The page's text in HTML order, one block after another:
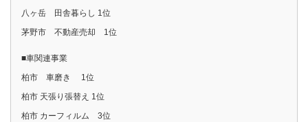
八ヶ岳 田舎暮らし 1位
茅野市 不動産売却 1位
■車関連事業
柏市 車磨き 1位
柏市 天張り張替え 1位
柏市 カーフィルム 3位